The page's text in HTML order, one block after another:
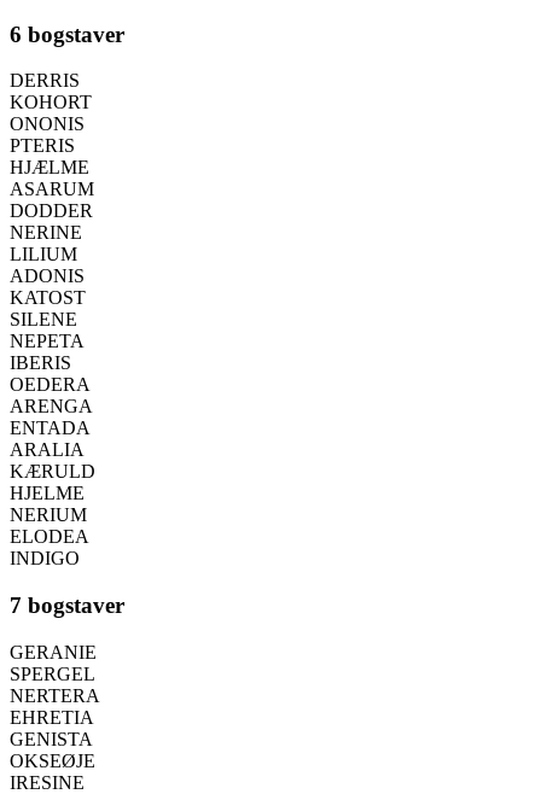
6 bogstaver
DERRIS
KOHORT
ONONIS
PTERIS
HJÆLME
ASARUM
DODDER
NERINE
LILIUM
ADONIS
KATOST
SILENE
NEPETA
IBERIS
OEDERA
ARENGA
ENTADA
ARALIA
KÆRULD
HJELME
NERIUM
ELODEA
INDIGO
7 bogstaver
GERANIE
SPERGEL
NERTERA
EHRETIA
GENISTA
OKSEØJE
IRESINE